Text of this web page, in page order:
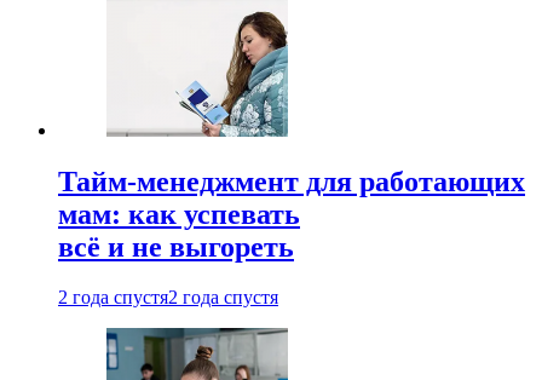
Тайм-менеджмент для работающих
мам: как успевать
всё и не выгореть
2 года спустя2 года спустя